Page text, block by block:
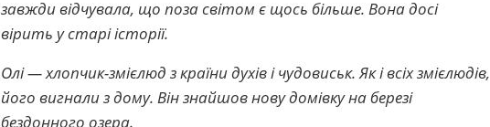
завжди відчувала, що поза світом є щось більше. Вона досі
вірить у старі історії.
Олі — хлопчик-змієлюд з країни духів і чудовиськ. Як і всіх змієлюдів,
його вигнали з дому. Він знайшов нову домівку на березі
бездонного озера.